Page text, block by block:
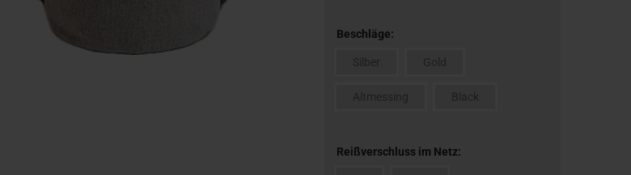
Beschläge:
Silber Gold
Altmessing Black
Reißverschluss im Netz: